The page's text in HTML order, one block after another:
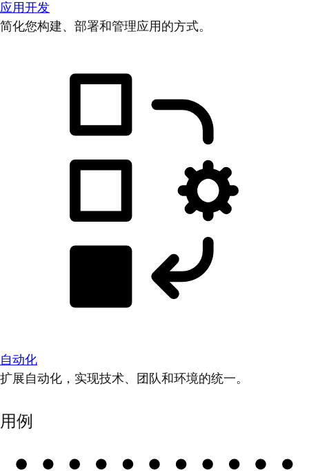
应用开发
简化您构建、部署和管理应用的方式。
自动化
扩展自动化，实现技术、团队和环境的统一。
用例